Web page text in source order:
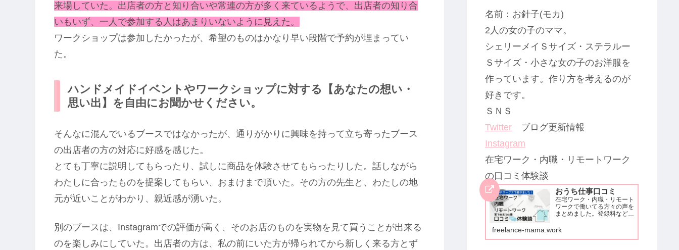
来場していた。出店者の方と知り合いや常連の方が多く来ているようで、出店者の知り合
いもいず、一人で参加する人はあまりいないように見えた。
ワークショップは参加したかったが、希望のものはかなり早い段階で予約が埋まってい
た。
ハンドメイドイベントやワークショップに対する【あなたの想い・
思い出】を自由にお聞かせください。
そんなに混んでいるブースではなかったが、通りがかりに興味を持って立ち寄ったブース
の出店者の方の対応に好感を感じた。
とても丁寧に説明してもらったり、試しに商品を体験させてもらったりした。話しながら
わたしに合ったものを提案してもらい、おまけまで頂いた。その方の先生と、わたしの地
元が近いことがわかり、親近感が湧いた。
別のブースは、Instagramでの評価が高く、そのお店のものを実物を見て買うことが出来る
のを楽しみにしていた。出店者の方は、私の前にいた方が帰られてから新しく来る方とず
名前：お針子(モカ)
2人の女の子のママ。
シェリーメイＳサイズ・ステラルー
Ｓサイズ・小さな女の子のお洋服を
作っています。作り方を考えるのが
好きです。
ＳＮＳ
Twitter ブログ更新情報
Instagram
在宅ワーク・内職・リモートワーク
の口コミ体験談
おうち仕事口コミ
在宅ワーク・内職・リモート
ワークで働いてる方々の声を
まとめました。登録料など自
系はないです。安心して取り
ます。クラウドワークスでア
freelance-mama.work